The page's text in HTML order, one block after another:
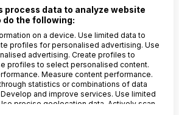
už jsou poměrně specifické
na zpracování osobních údajů
informačního systému či
systému, nebo v rámci sdílení
dopravě.
process data to analyze website
do the following:
on a device. Use limited data to
profiles for personalised advertising. Use
advertising. Create profiles to
profiles to select personalised content.
Measure content performance.
statistics or combinations of data
and improve services. Use limited
precise geolocation data. Actively scan